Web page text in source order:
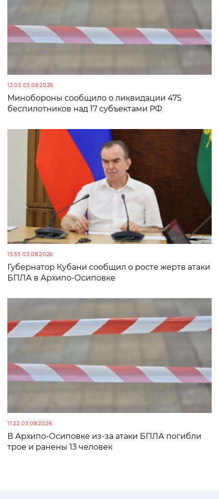
12:03 05.08.2026
Минобороны сообщило о ликвидации 475
беспилотников над 17 субъектами РФ
15:55 03.08.2026
Губернатор Кубани сообщил о росте жертв атаки
БПЛА в Архипо-Осиповке
11:22 03.08.2026
В Архипо-Осиповке из-за атаки БПЛА погибли
трое и ранены 13 человек